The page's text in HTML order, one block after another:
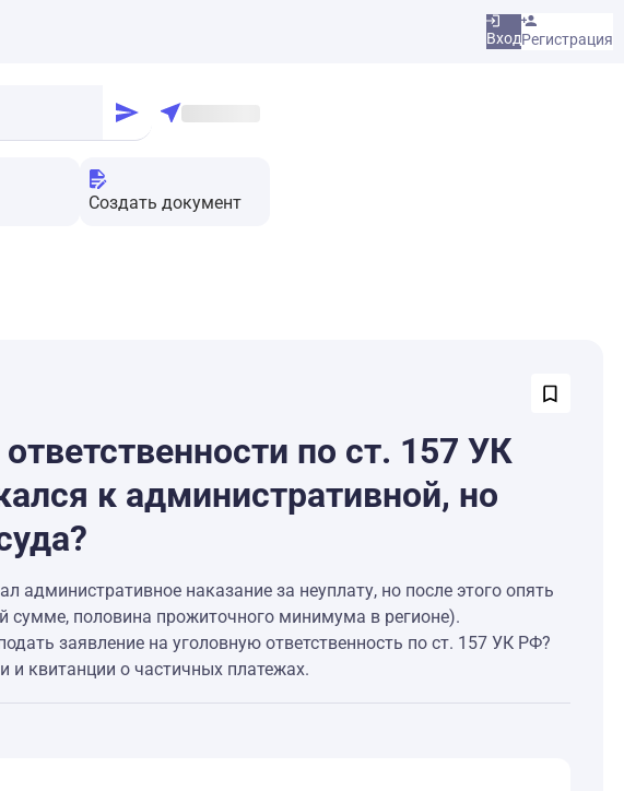
ВходРегистрация
Создать документ
по ст. 157 УК
к административной, но
наказание за неуплату, но после этого опять
сумме, половина прожиточного минимума в регионе).
заявление на уголовную ответственность по ст. 157 УК РФ?
и квитанции о частичных платежах.